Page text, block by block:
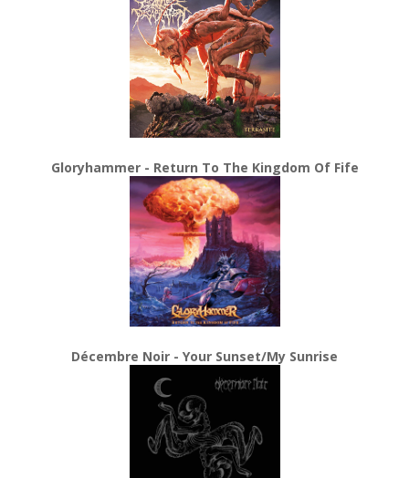
Gloryhammer - Return To The Kingdom Of Fife
Décembre Noir - Your Sunset/My Sunrise